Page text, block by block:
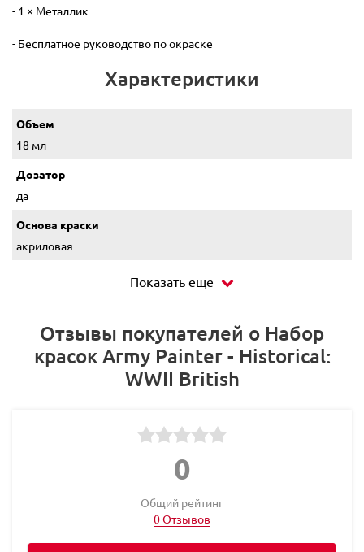
- 1 × Металлик
- Бесплатное руководство по окраске
Характеристики
Объем
18 мл
Дозатор
да
Основа краски
акриловая
Показать еще
Отзывы покупателей о Набор
красок Army Painter - Historical:
WWII British
0
Общий рейтинг
0 Отзывов